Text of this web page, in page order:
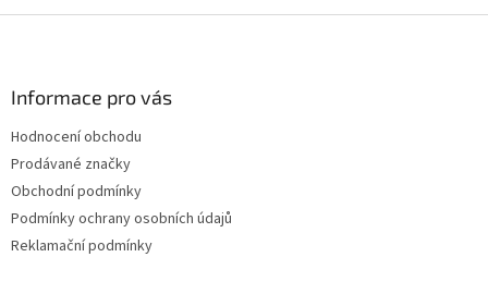
Informace pro vás
Hodnocení obchodu
Prodávané značky
Obchodní podmínky
Podmínky ochrany osobních údajů
Reklamační podmínky